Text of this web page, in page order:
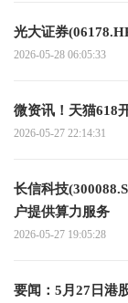
光大证券
2026-05-28 06:05:33
微资讯！天猫618
2026-05-27 22:14:31
长信科技
户提供算力服务
2026-05-27 19:05:28
要闻：5月27日港